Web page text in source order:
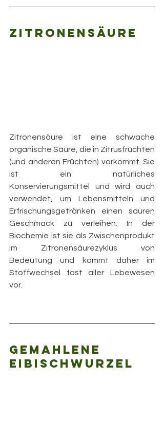
Zitronensäure
Zitronensäure ist eine schwache
organische Säure, die in Zitrusfrüchten
(und anderen Früchten) vorkommt. Sie
ist ein natürliches
Konservierungsmittel und wird auch
verwendet, um Lebensmitteln und
Erfrischungsgetränken einen sauren
Geschmack zu verleihen. In der
Biochemie ist sie als Zwischenprodukt
im Zitronensäurezyklus von
Bedeutung und kommt daher im
Stoffwechsel fast aller Lebewesen
vor.
Gemahlene
Eibischwurzel